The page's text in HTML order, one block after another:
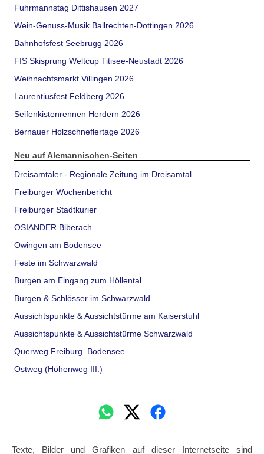
Fuhrmannstag Dittishausen 2027
Wein-Genuss-Musik Ballrechten-Dottingen 2026
Bahnhofsfest Seebrugg 2026
FIS Skisprung Weltcup Titisee-Neustadt 2026
Weihnachtsmarkt Villingen 2026
Laurentiusfest Feldberg 2026
Seifenkistenrennen Herdern 2026
Bernauer Holzschneflertage 2026
Neu auf Alemannischen-Seiten
Dreisamtäler - Regionale Zeitung im Dreisamtal
Freiburger Wochenbericht
Freiburger Stadtkurier
OSIANDER Biberach
Owingen am Bodensee
Feste im Schwarzwald
Burgen am Eingang zum Höllental
Burgen & Schlösser im Schwarzwald
Aussichtspunkte & Aussichtstürme am Kaiserstuhl
Aussichtspunkte & Aussichtstürme Schwarzwald
Querweg Freiburg–Bodensee
Ostweg (Höhenweg III.)
Texte, Bilder und Grafiken auf dieser Internetseite sind